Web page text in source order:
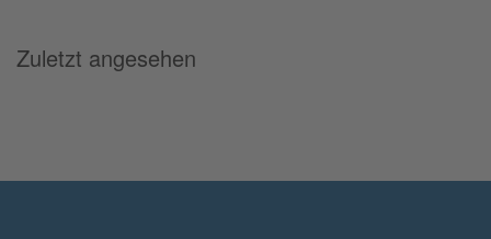
Zuletzt angesehen